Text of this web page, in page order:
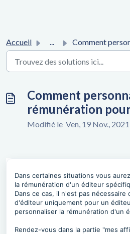
Accueil ... Comment personnaliser la rémunération pour
Comment
rémunération
Modifié le Ven, 19 Nov.,
Dans certaines situations vous
la rémunération d'un éditeur
Dans ce cas, il n'est pas nécessaire
d'éditeur uniquement pour un
personnaliser la rémunération d'un
Rendez-vous dans la partie "mes